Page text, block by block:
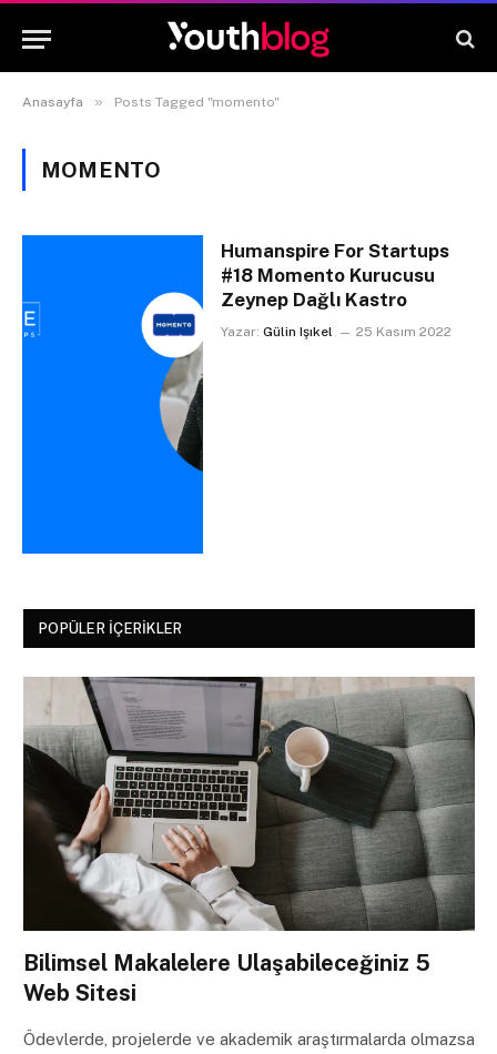
Anasayfa » Posts Tagged "momento"
MOMENTO
Humanspire For Startups
#18 Momento Kurucusu
Zeynep Dağlı Kastro
Yazar: Gülin Işıkel 25 Kasım 2022
POPÜLER İÇERIKLER
Bilimsel Makalelere Ulaşabileceğiniz 5
Web Sitesi
Ödevlerde, projelerde ve akademik araştırmalarda olmazsa